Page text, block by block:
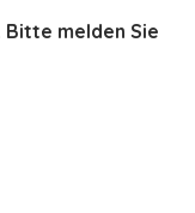
melden Sie